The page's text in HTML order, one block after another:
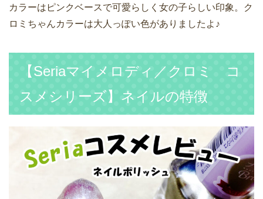
カラーはピンクベースで可愛らしく女の子らしい印象。ク
ロミちゃんカラーは大人っぽい色がありましたよ♪
【Seriaマイメロディ／クロミ コ
スメシリーズ】ネイルの特徴